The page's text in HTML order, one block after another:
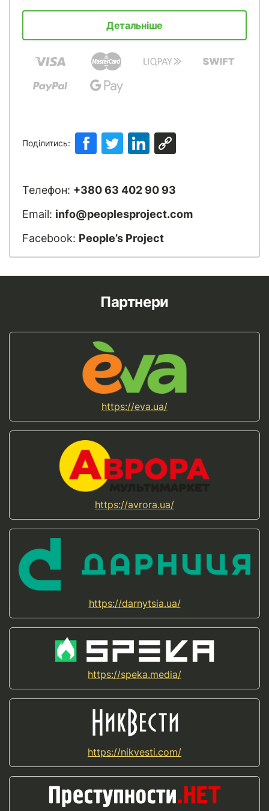
Детальніше
Поділитись:
Телефон: +380 63 402 90 93
Email: info@peoplesproject.com
Facebook: People’s Project
Партнери
https://eva.ua/
https://avrora.ua/
https://darnytsia.ua/
https://speka.media/
https://nikvesti.com/